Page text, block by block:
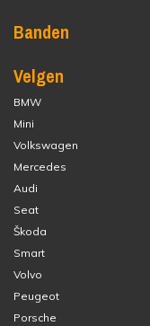
Banden
Velgen
BMW
Mini
Volkswagen
Mercedes
Audi
Seat
Škoda
Smart
Volvo
Peugeot
Porsche